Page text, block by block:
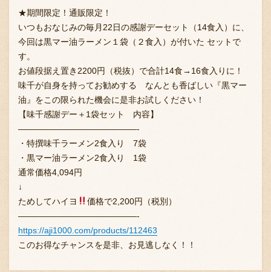
★期間限定！通販限定！
いつもおなじみの毎月22日の感謝デーセット（14食入）に、
今回は黒マー油ラーメン１袋（２食入）が付いた セットで
す。
お値段据え置き2200円（税抜）で合計14食→16食入りに！
味千が自身を持ってお勧めする なんとも香ばしい『黒マー
油』をこの限られた機会に是非お試しください！
【味千感謝デー＋1袋セット 内容】
——————————————-
・特撰味千ラーメン2食入り 7袋
・黒マー油ラーメン2食入り 1袋
通常価格4,094円
↓
ためしてハイヨ
価格で2,200円（税別）
——————————————-
https://aji1000.com/products/112463
このお得なチャンスを是非、お見逃しなく！！